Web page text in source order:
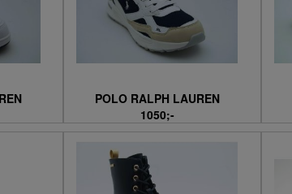
POLO RALPH LAUREN
1050;-